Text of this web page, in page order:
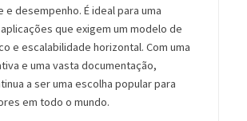
e desempenho. É ideal para uma
que exigem um modelo de
e escalabilidade horizontal. Com uma
e uma vasta documentação,
a ser uma escolha popular para
em todo o mundo.